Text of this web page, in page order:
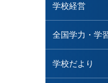
学校経営
全国学力・学
学校だより